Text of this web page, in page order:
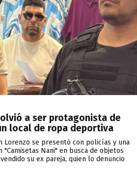
a ser protagonista de
local de ropa deportiva
Lorenzo se presentó con policías y una
Nani" en busca de objetos
su ex pareja, quien lo denuncio